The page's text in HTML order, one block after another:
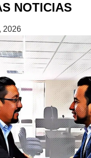
NOTICIAS
2026